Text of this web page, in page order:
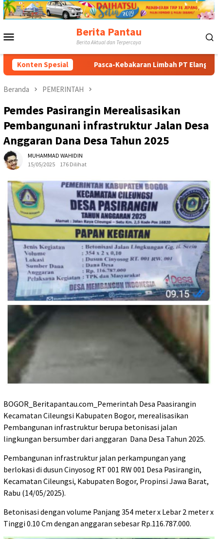
Loncat
ke
Berita Pantau
Berita Aktual dan Terpercaya
Konten Spesial
Pasca-Kebakaran Limbah PT Elang Perdana:
Beranda PEMERINTAH
Pemdes Pasirangin Merealisasikan
Pembangunani infrastruktur Jalan Desa
Anggaran Dana Desa Tahun 2025
MUHAMMAD WAHIDIN
15/05/2025
176 Dilihat
BOGOR_Beritapantau.com_Pemerintah Desa Paasirangin
Kecamatan Cileungsi Kabupaten Bogor, merealisasikan
Pembangunan infrastruktur berupa betonisasi jalan
lingkungan bersumber dari anggaran Dana Desa Tahun 2025.
Pembangunan infrastruktur jalan perkampungan yang
berlokasi di dusun Cinyosog RT 001 RW 001 Desa Pasirangin,
Kecamatan Cileungsi, Kabupaten Bogor, Propinsi Jawa Barat,
Rabu (14/05/2025).
Betonisasi dengan volume Panjang 354 meter x Lebar 2 meter x
Tinggi 0.10 Cm dengan anggaran sebesar Rp.116.787.000.